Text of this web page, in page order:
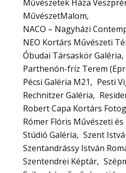
Művészetek Háza
MűvészetMalom
NACO – Nagyházi
NEO Kortárs Művészeti
Óbudai Társaskör Galéria
Parthenón-fríz Terem
Pécsi Galéria M21
Pesti
Rechnitzer Galéria
Robert Capa Kortárs
Rómer Flóris Művészeti
Stúdió Galéria
Szent
Szentandrássy István
Szentendrei Képtár